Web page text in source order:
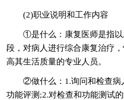
(2)职业说明和工作内容
①是什么：康复医师是指以
段，对病人进行综合康复治疗
高其生活质量的专业人员。
②做什么：1.询问和检查病
功能评测;2.对检查和功能测试